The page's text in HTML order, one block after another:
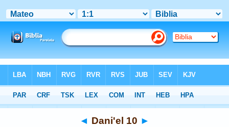
WLC> Dani'el 10
◄ Dani'el 10 ►